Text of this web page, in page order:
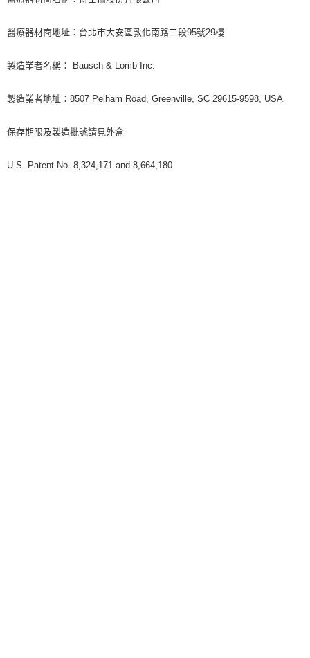
醫療器材商地址：台北市大安區敦化南路二段95號29樓
製造業者名稱： Bausch & Lomb Inc.
製造業者地址：8507 Pelham Road, Greenville, SC 29615-9598, USA
保存期限及製造批號請見外盒
U.S. Patent No. 8,324,171 and 8,664,180